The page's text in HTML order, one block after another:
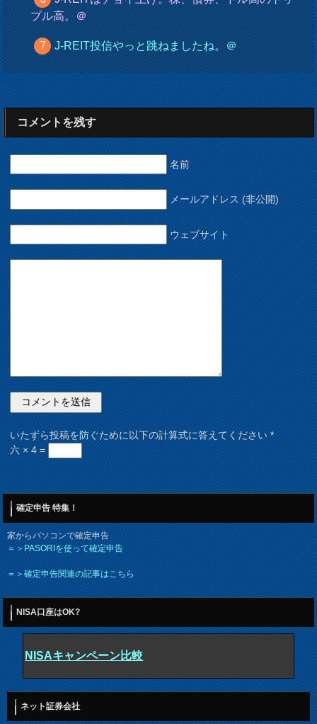
プル高。＠
J-REIT投信やっと跳ねましたね。＠
コメントを残す
名前
メールアドレス (非公開)
ウェブサイト
いたずら投稿を防ぐために以下の計算式に答えてください*
六 × 4 =
確定申告 特集！
家からパソコンで確定申告
＝＞PASORIを使って確定申告
＝＞確定申告関連の記事はこちら
NISA口座はOK?
NISAキャンペーン比較
ネット証券会社